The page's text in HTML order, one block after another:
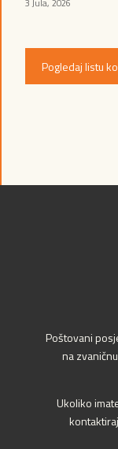
3 Jula, 2026
Pogledaj listu
Poštovani
na
Ukoliko